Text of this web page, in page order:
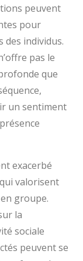
peuvent
pour
des individus.
pas le
que
un sentiment
exacerbé
valorisent
groupe.
la
sociale
peuvent se